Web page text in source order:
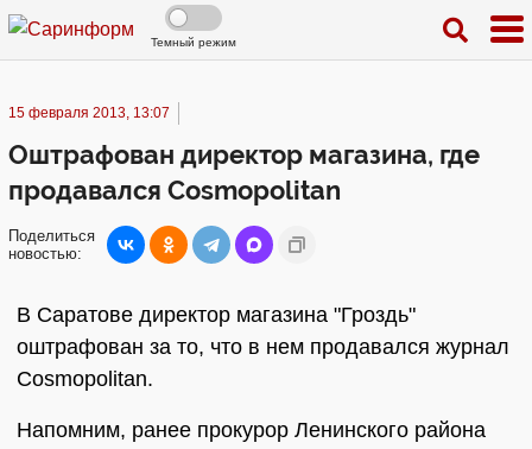
Темный режим
15 февраля 2013, 13:07
Оштрафован директор магазина, где
продавался Cosmopolitan
Поделиться
новостью:
В Саратове директор магазина "Гроздь"
оштрафован за то, что в нем продавался журнал
Cosmopolitan.
Напомним, ранее прокурор Ленинского района